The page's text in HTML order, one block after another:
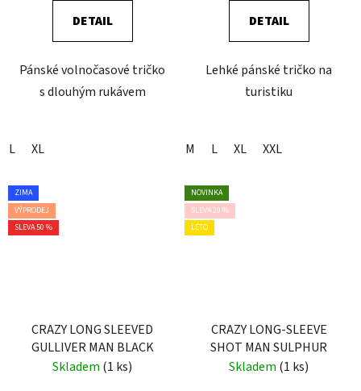
DETAIL
Pánské volnočasové tričko
s dlouhým rukávem
L XL
DETAIL
Lehké pánské tričko na
turistiku
M L XL XXL
ZIMA
VÝPRODEJ
SLEVA 50 %
CRAZY LONG SLEEVED
GULLIVER MAN BLACK
Skladem (1 ks)
NOVINKA
SLEVA 20 %
LÉTO
CRAZY LONG-SLEEVE
SHOT MAN SULPHUR
Skladem (1 ks)